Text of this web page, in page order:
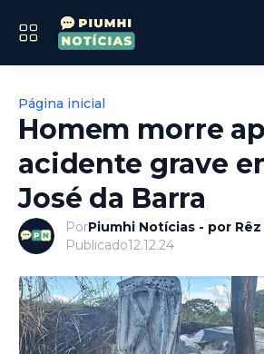
Página inicial
Homem morre
acidente grave
José da Barra
PorPiumhi Notícias - por
Publicado12.12.24